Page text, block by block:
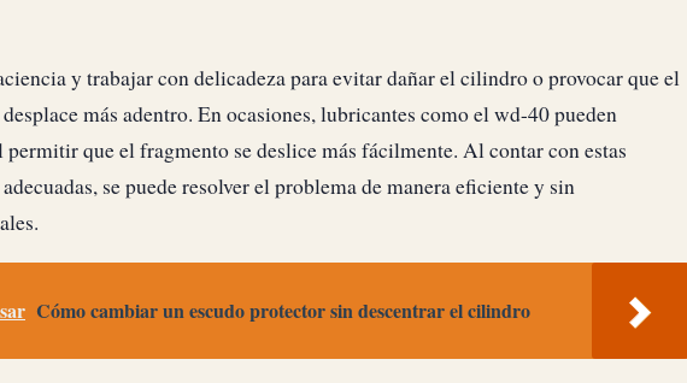
y trabajar con delicadeza para evitar dañar el cilindro o provocar que el
más adentro. En ocasiones, lubricantes como el wd-40 pueden
que el fragmento se deslice más fácilmente. Al contar con estas
se puede resolver el problema de manera eficiente y sin
Cómo cambiar un escudo protector sin descentrar el cilindro